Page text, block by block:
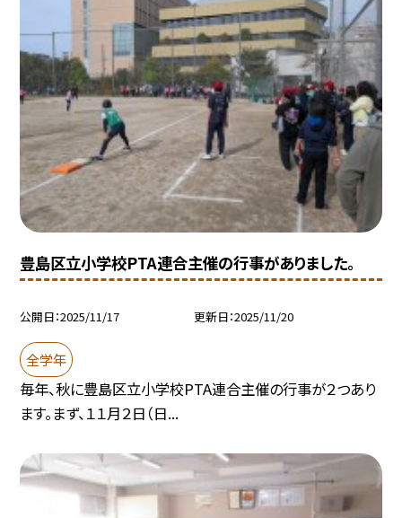
豊島区立小学校PTA連合主催の行事がありました。
公開日 2025/11/17 更新日 2025/11/20
全学年
毎年、秋に豊島区立小学校PTA連合主催の行事が２つあり
ます。まず、１１月２日（日...